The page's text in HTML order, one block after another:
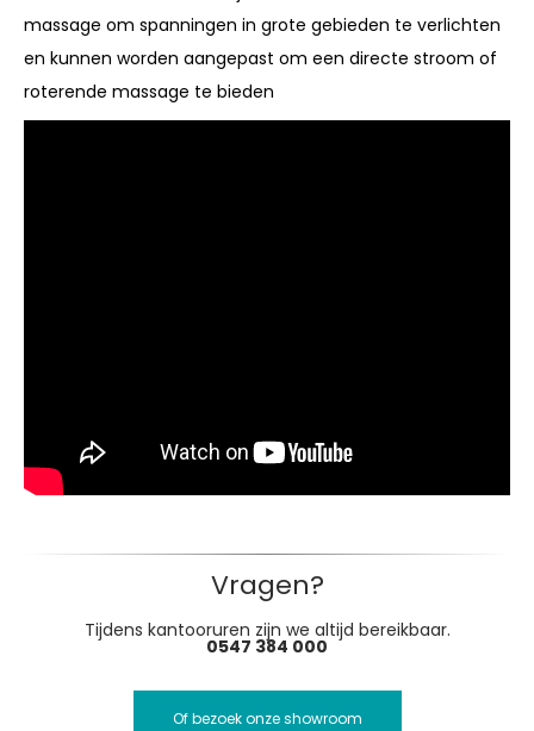
massage om spanningen in grote gebieden te verlichten
en kunnen worden aangepast om een directe stroom of
roterende massage te bieden
Vragen?
Tijdens kantooruren zijn we altijd bereikbaar.
0547 384 000
Of bezoek onze showroom